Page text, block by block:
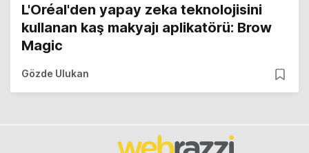
L'Oréal'den yapay zeka teknolojisini
kullanan kaş makyajı aplikatörü: Brow
Magic
Gözde Ulukan